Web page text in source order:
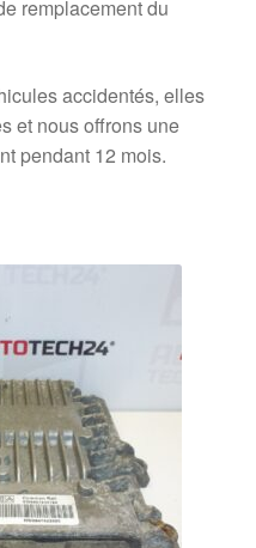
remplacement du
accidentés, elles
et nous offrons une
pendant 12 mois.